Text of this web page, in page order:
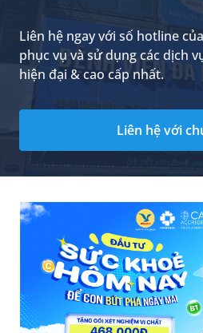
Liên hệ ngay với số hotline
phục vụ và sử dụng các dịch
hiện đại & cao cấp nhất.
Liên hệ với